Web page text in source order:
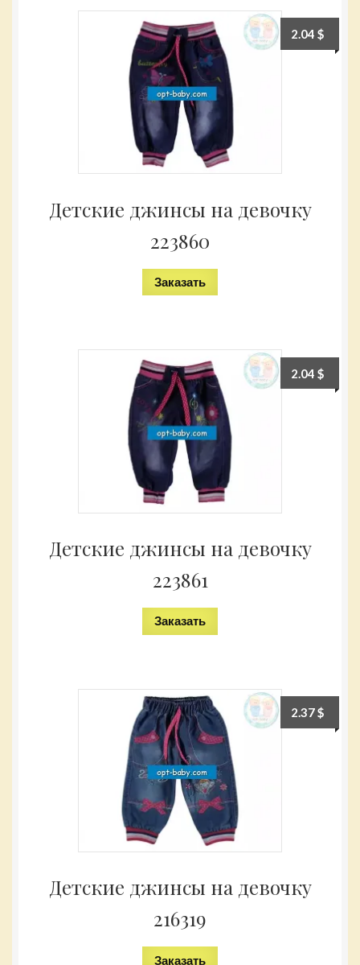
Детские джинсы на девочку
223860
2.04$
Заказать
Детские джинсы на девочку
223861
2.04$
Заказать
Детские джинсы на девочку
216319
2.37$
Заказать